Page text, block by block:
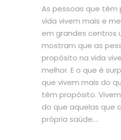
As pessoas que têm
vida vivem mais e
em grandes centros
mostram que as
propósito na vida
melhor. E o que é
que vivem mais do
têm propósito.
do que aquelas que
própria saúde....